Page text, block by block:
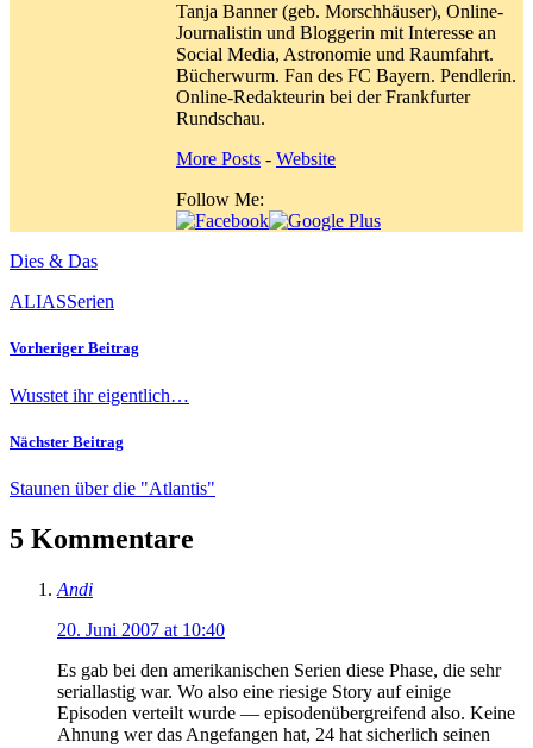
Tanja Banner (geb. Morschhäuser), Online-
Journalistin und Bloggerin mit Interesse an
Social Media, Astronomie und Raumfahrt.
Bücherwurm. Fan des FC Bayern. Pendlerin.
Online-Redakteurin bei der Frankfurter
Rundschau.
More Posts - Website
Follow Me:
Dies & Das
ALIASSerien
Vorheriger Beitrag
Wusstet ihr eigentlich…
Nächster Beitrag
Staunen über die "Atlantis"
5 Kommentare
Andi
20. Juni 2007 at 10:40
Es gab bei den amerikanischen Serien diese Phase, die sehr
seriallastig war. Wo also eine riesige Story auf einige
Episoden verteilt wurde — episodenübergreifend also. Keine
Ahnung wer das Angefangen hat, 24 hat sicherlich seinen